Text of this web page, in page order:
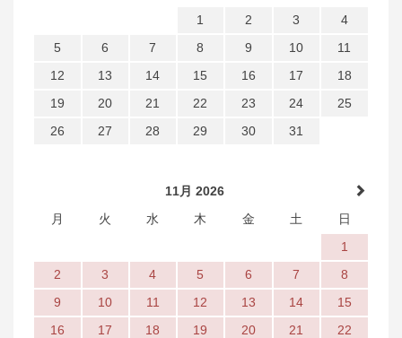
1
2 3
4
5
6 7 8 9 10
11
12
13 14 15 16 17
18
19
20 21 22 23 24
25
26
27 28 29 30 31
11月 2026
月
火 水 木 金 土
日
1
2
3 4 5 6 7
8
9
10 11 12 13 14
15
16
17 18 19 20 21
22